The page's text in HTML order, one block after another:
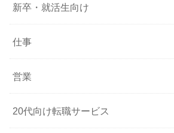
新卒・就活生向け
仕事
営業
20代向け転職サービス